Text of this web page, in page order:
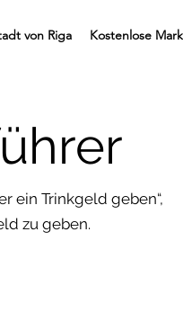
von Riga Kostenlose
ein Trinkgeld geben“,
zu geben.